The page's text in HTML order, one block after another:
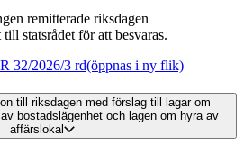
remitterade riksdagen
statsrådet för att besvaras.
32/2026/3 rd(öppnas i ny flik)
till riksdagen med förslag till lagar om
bostadslägenhet och lagen om hyra av
affärslokal